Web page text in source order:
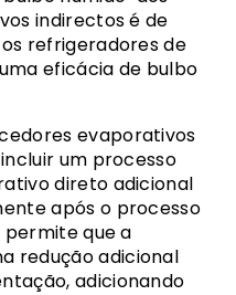
indirectos é de
refrigeradores de
eficácia de bulbo
evaporativos
um processo
direto adicional
após o processo
que a
redução adicional
adicionando